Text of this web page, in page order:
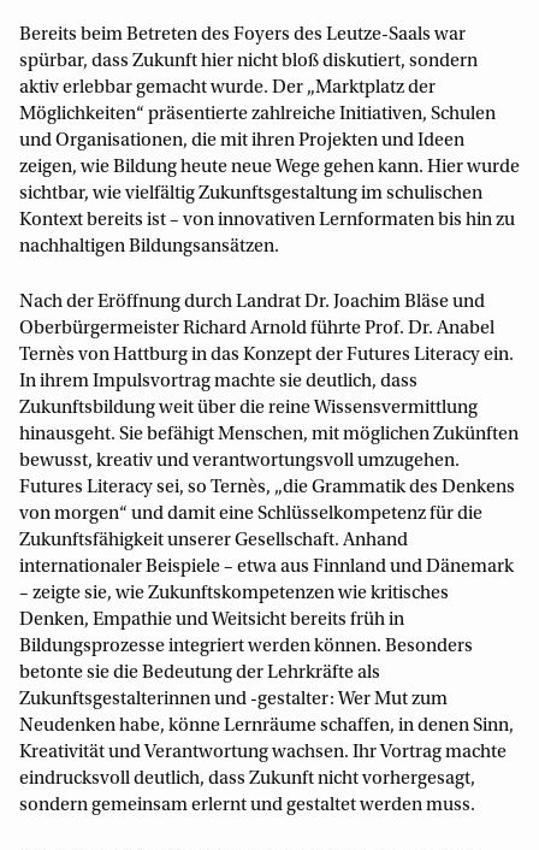
Bereits beim Betreten des Foyers des Leutze-Saals war
spürbar, dass Zukunft hier nicht bloß diskutiert, sondern
aktiv erlebbar gemacht wurde. Der „Marktplatz der
Möglichkeiten“ präsentierte zahlreiche Initiativen, Schulen
und Organisationen, die mit ihren Projekten und Ideen
zeigen, wie Bildung heute neue Wege gehen kann. Hier wurde
sichtbar, wie vielfältig Zukunftsgestaltung im schulischen
Kontext bereits ist – von innovativen Lernformaten bis hin zu
nachhaltigen Bildungsansätzen.
Nach der Eröffnung durch Landrat Dr. Joachim Bläse und
Oberbürgermeister Richard Arnold führte Prof. Dr. Anabel
Ternès von Hattburg in das Konzept der Futures Literacy ein.
In ihrem Impulsvortrag machte sie deutlich, dass
Zukunftsbildung weit über die reine Wissensvermittlung
hinausgeht. Sie befähigt Menschen, mit möglichen Zukünften
bewusst, kreativ und verantwortungsvoll umzugehen.
Futures Literacy sei, so Ternès, „die Grammatik des Denkens
von morgen“ und damit eine Schlüsselkompetenz für die
Zukunftsfähigkeit unserer Gesellschaft. Anhand
internationaler Beispiele – etwa aus Finnland und Dänemark
– zeigte sie, wie Zukunftskompetenzen wie kritisches
Denken, Empathie und Weitsicht bereits früh in
Bildungsprozesse integriert werden können. Besonders
betonte sie die Bedeutung der Lehrkräfte als
Zukunftsgestalterinnen und -gestalter: Wer Mut zum
Neudenken habe, könne Lernräume schaffen, in denen Sinn,
Kreativität und Verantwortung wachsen. Ihr Vortrag machte
eindrucksvoll deutlich, dass Zukunft nicht vorhergesagt,
sondern gemeinsam erlernt und gestaltet werden muss.